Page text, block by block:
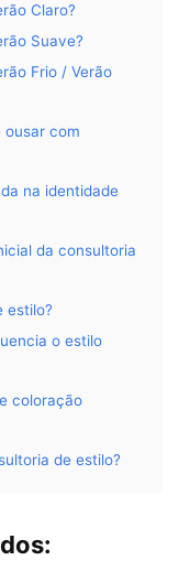
Claro?
Suave?
Frio / Verão
ousar com
na identidade
da consultoria
estilo?
o estilo
coloração
de estilo?